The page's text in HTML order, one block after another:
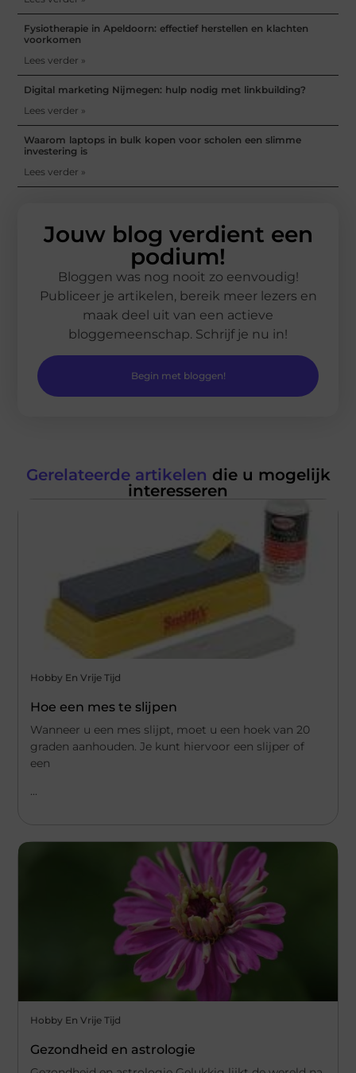
Fysiotherapie in Apeldoorn: effectief herstellen en klachten
voorkomen
Lees verder »
Digital marketing Nijmegen: hulp nodig met linkbuilding?
Lees verder »
Waarom laptops in bulk kopen voor scholen een slimme
investering is
Lees verder »
Jouw blog verdient een
podium!
Bloggen was nog nooit zo eenvoudig!
Publiceer je artikelen, bereik meer lezers en
maak deel uit van een actieve
bloggemeenschap. Schrijf je nu in!
Begin met bloggen!
Gerelateerde artikelen die u mogelijk
interesseren
Hobby En Vrije Tijd
Hoe een mes te slijpen
Wanneer u een mes slijpt, moet u een hoek van 20
graden aanhouden. Je kunt hiervoor een slijper of
een
...
Hobby En Vrije Tijd
Gezondheid en astrologie